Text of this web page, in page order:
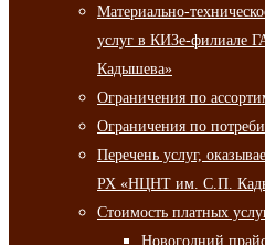
Материально-
услуг в КИЗе-
Кадышева»
Ограничения по
Ограничения по
Перечень услуг,
РХ «НЦНТ им. С.П.
Стоимость платных
Новогодний